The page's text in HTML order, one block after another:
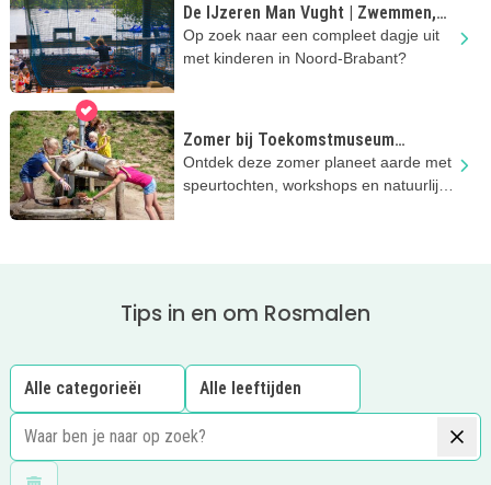
De IJzeren Man Vught | Zwemmen,
spelen en genieten met kinderen
Op zoek naar een compleet dagje uit
met kinderen in Noord-Brabant?
Zomer bij Toekomstmuseum
GeoFort
Ontdek deze zomer planeet aarde met
speurtochten, workshops en natuurlijk
Tips in en om Rosmalen